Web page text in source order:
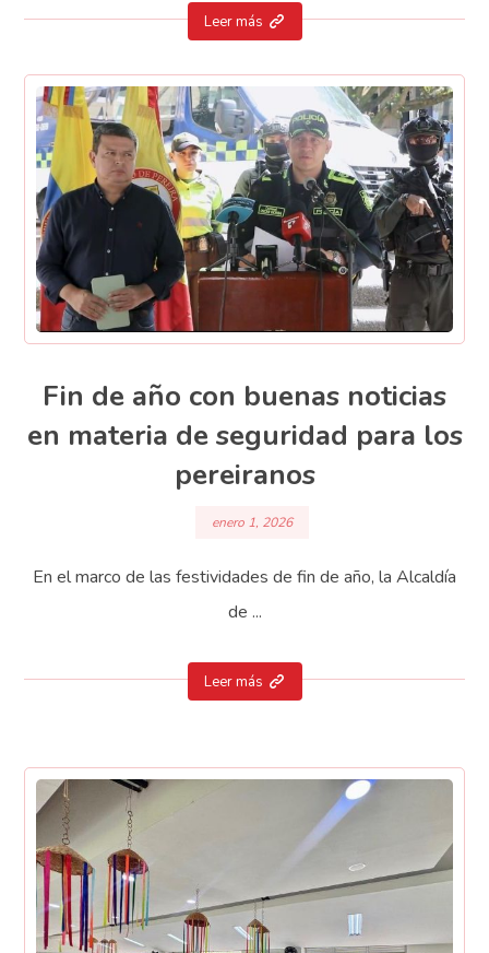
Leer más
Fin de año con buenas noticias
en materia de seguridad para los
pereiranos
enero 1, 2026
En el marco de las festividades de fin de año, la Alcaldía
de ...
Leer más